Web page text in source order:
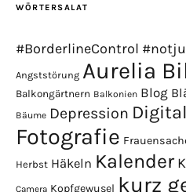
WÖRTERSALAT
#BorderlineControl
Angststörung Aurelia
Balkongärtnern Balkonien Blog
Bäume Depression
Fotografie
Herbst Häkeln Kalender
Camera Kopfgewusel kurz